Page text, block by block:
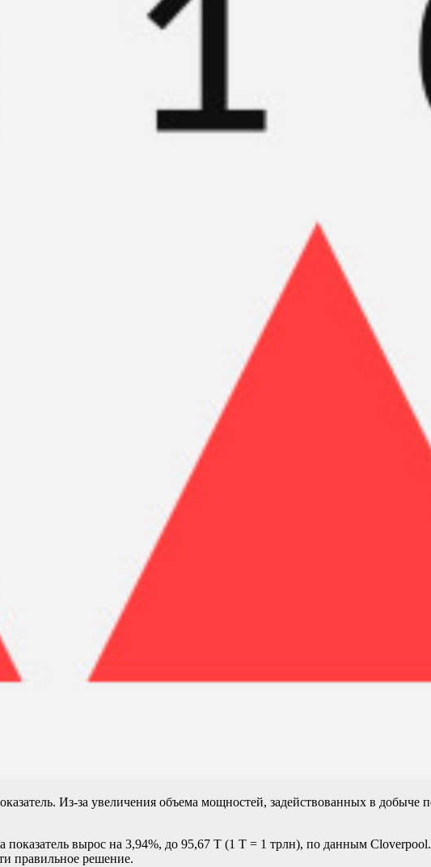
Из-за увеличения объема мощностей, задействованных в
показатель вырос на 3,94%, до 95,67 Т (1 Т = 1 трлн), по данным
правильное решение.